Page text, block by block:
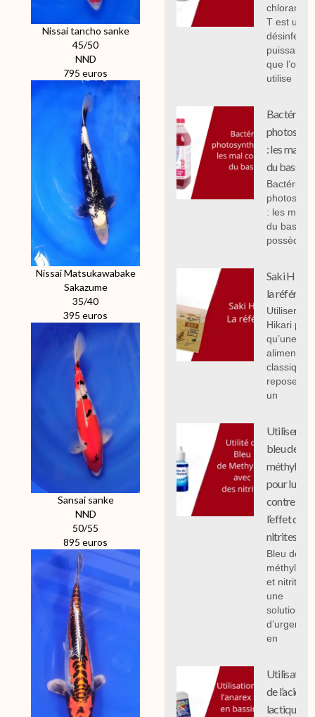
Nissai tancho sanke
45/50
NND
795 euros
Nissai Matsukawabake
Sakazume
35/40
395 euros
Sansai sanke
NND
50/55
895 euros
chloramine
T est un
puissant
que l’on
utilise
Bactéries
: les mal
du bassin.
Bactéries
: les mal
du bassin,
possèdent
Saki
la
Utiliser
Hikari
qu’une
classique
repose sur
un
Utiliser le
bleu de
méthylène
pour lutter
contre
l’effet des
nitrites
Bleu de
méthylène
et nitrites :
une
solution
d’urgence
en
Utilisation
de l’acide
lactique